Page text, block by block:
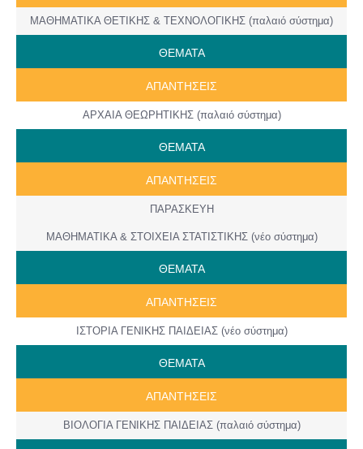
ΜΑΘΗΜΑΤΙΚΑ ΘΕΤΙΚΗΣ & ΤΕΧΝΟΛΟΓΙΚΗΣ (παλαιό σύστημα)
ΘΕΜΑΤΑ
ΑΠΑΝΤΗΣΕΙΣ
ΑΡΧΑΙΑ ΘΕΩΡΗΤΙΚΗΣ (παλαιό σύστημα)
ΘΕΜΑΤΑ
ΑΠΑΝΤΗΣΕΙΣ
ΠΑΡΑΣΚΕΥΗ
ΜΑΘΗΜΑΤΙΚΑ & ΣΤΟΙΧΕΙΑ ΣΤΑΤΙΣΤΙΚΗΣ (νέο σύστημα)
ΘΕΜΑΤΑ
ΑΠΑΝΤΗΣΕΙΣ
ΙΣΤΟΡΙΑ ΓΕΝΙΚΗΣ ΠΑΙΔΕΙΑΣ (νέο σύστημα)
ΘΕΜΑΤΑ
ΑΠΑΝΤΗΣΕΙΣ
ΒΙΟΛΟΓΙΑ ΓΕΝΙΚΗΣ ΠΑΙΔΕΙΑΣ (παλαιό σύστημα)